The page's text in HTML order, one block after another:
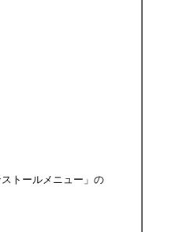
トールメニュー」の